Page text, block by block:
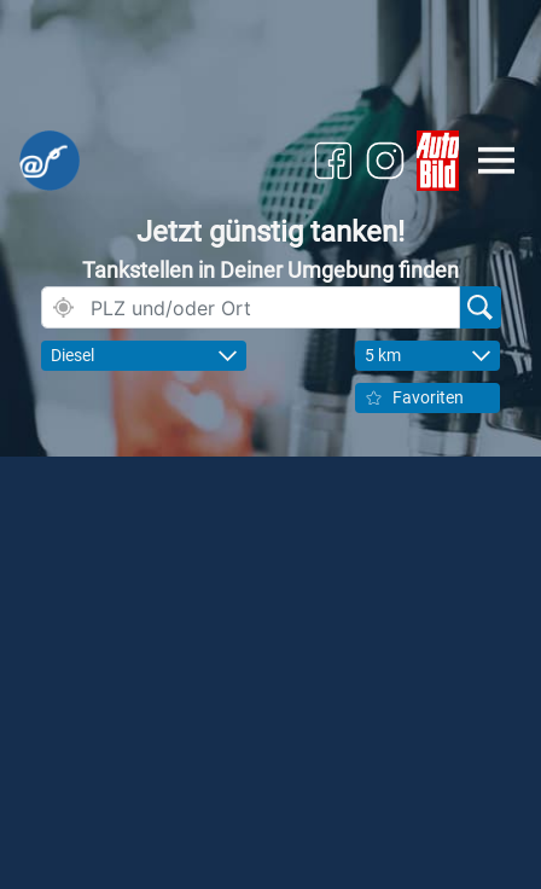
Jetzt günstig tanken!
Tankstellen in Deiner Umgebung finden
Diesel 5 km
Favoriten